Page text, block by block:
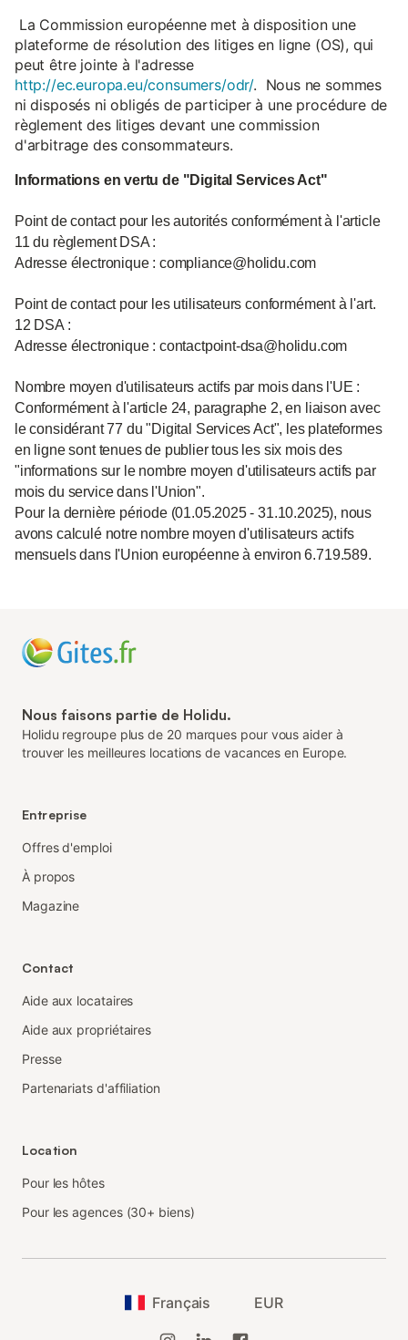
La Commission européenne met à disposition une
plateforme de résolution des litiges en ligne (OS), qui
peut être jointe à l'adresse
http://ec.europa.eu/consumers/odr/. Nous ne sommes
ni disposés ni obligés de participer à une procédure de
règlement des litiges devant une commission
d'arbitrage des consommateurs.
Informations en vertu de "Digital Services Act"
Point de contact pour les autorités conformément à l'article
11 du règlement DSA :
Adresse électronique : compliance@holidu.com
Point de contact pour les utilisateurs conformément à l'art.
12 DSA :
Adresse électronique : contactpoint-dsa@holidu.com
Nombre moyen d'utilisateurs actifs par mois dans l'UE :
Conformément à l'article 24, paragraphe 2, en liaison avec
le considérant 77 du "Digital Services Act", les plateformes
en ligne sont tenues de publier tous les six mois des
"informations sur le nombre moyen d'utilisateurs actifs par
mois du service dans l'Union".
Pour la dernière période (01.05.2025 - 31.10.2025), nous
avons calculé notre nombre moyen d'utilisateurs actifs
mensuels dans l'Union européenne à environ 6.719.589.
Nous faisons partie de Holidu.
Holidu regroupe plus de 20 marques pour vous aider à
trouver les meilleures locations de vacances en Europe.
Entreprise
Offres d'emploi
À propos
Magazine
Contact
Aide aux locataires
Aide aux propriétaires
Presse
Partenariats d'affiliation
Location
Pour les hôtes
Pour les agences (30+ biens)
Français EUR